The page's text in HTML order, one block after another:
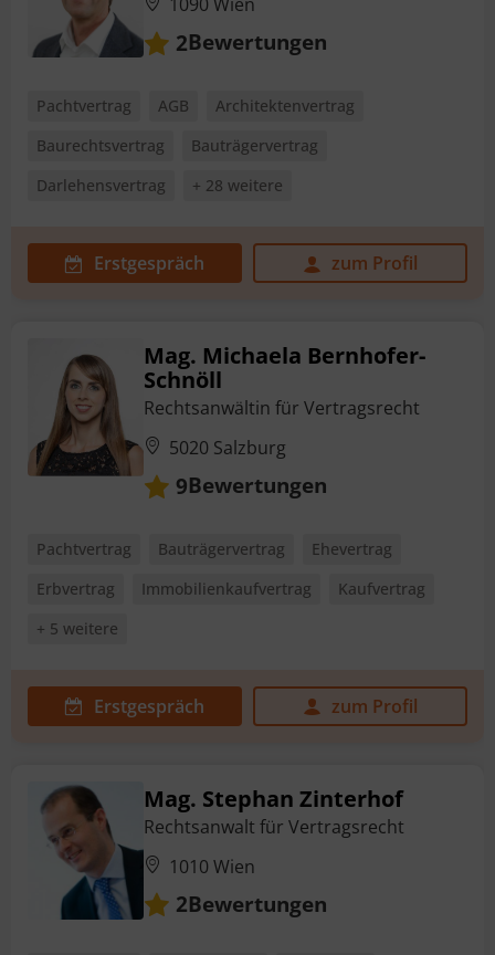
2Bewertungen
Pachtvertrag AGB
Architektenvertrag
Baurechtsvertrag
Bauträgervertrag
Darlehensvertrag
+ 28 weitere
Erstgespräch zum Profil
Mag. Michaela Bernhofer-
Schnöll
Rechtsanwältin für Vertragsrecht
5020 Salzburg
9Bewertungen
Pachtvertrag Bauträgervertrag
Ehevertrag
Erbvertrag
Immobilienkaufvertrag
Kaufvertrag
+ 5 weitere
Erstgespräch zum Profil
Mag. Stephan Zinterhof
Rechtsanwalt für Vertragsrecht
1010 Wien
2Bewertungen